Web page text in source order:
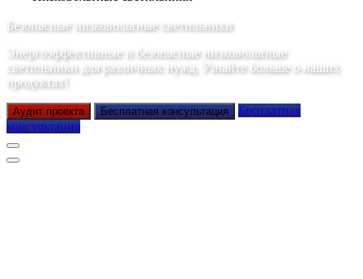
Безопасные низковольтные светильники
Энергоэффективные и безопасные низковольтные
светильники для различных нужд. Узнайте больше о наших
продуктах!
Аудит проекта Бесплатная консультация
Бесплатная
консультация